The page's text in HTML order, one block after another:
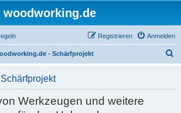
woodworking.de
Anmelden
Registrieren
- Schärfprojekt
Werkzeugen und weitere